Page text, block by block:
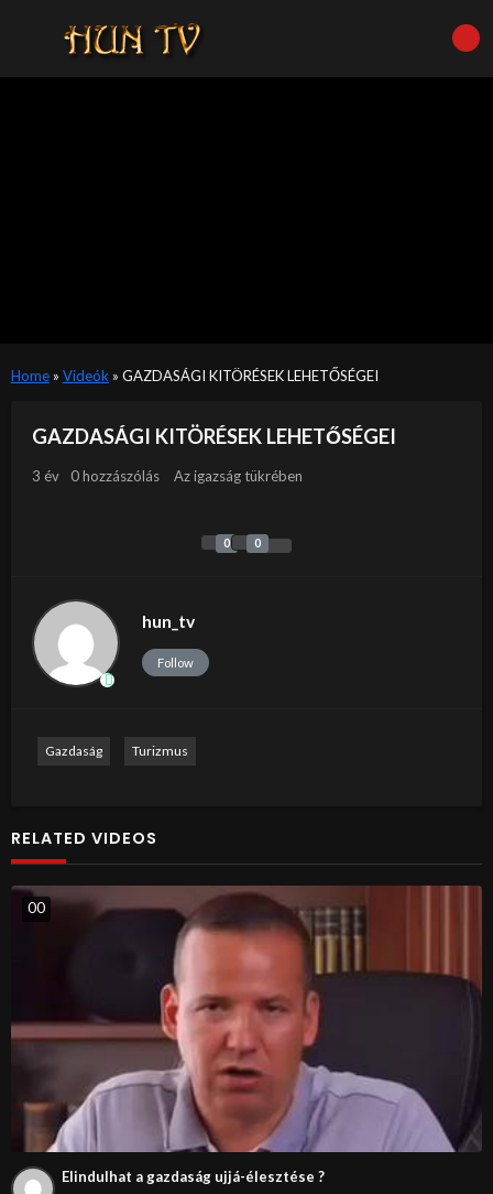
Home» Videók » GAZDASÁGI KITÖRÉSEK LEHETŐSÉGEI
GAZDASÁGI KITÖRÉSEK LEHETŐSÉGEI
3 év 0 hozzászólás Az igazság tükrében
0 0
hun_tv
Follow
Gazdaság Turizmus
RELATED VIDEOS
00
Elindulhat a gazdaság ujjá-élesztése ?